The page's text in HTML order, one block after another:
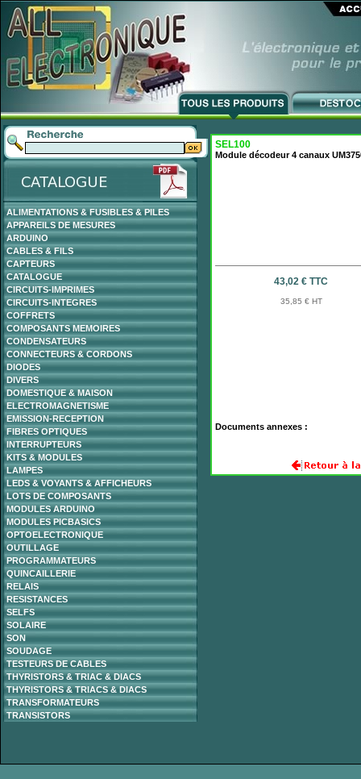
ALIMENTATIONS & FUSIBLES & PILES
APPAREILS DE MESURES
ARDUINO
CABLES & FILS
CAPTEURS
CATALOGUE
CIRCUITS-IMPRIMES
CIRCUITS-INTEGRES
COFFRETS
COMPOSANTS MEMOIRES
CONDENSATEURS
CONNECTEURS & CORDONS
DIODES
DIVERS
DOMESTIQUE & MAISON
ELECTROMAGNETISME
EMISSION-RECEPTION
FIBRES OPTIQUES
INTERRUPTEURS
KITS & MODULES
LAMPES
LEDS & VOYANTS & AFFICHEURS
LOTS DE COMPOSANTS
MODULES ARDUINO
MODULES PICBASICS
OPTOELECTRONIQUE
OUTILLAGE
PROGRAMMATEURS
QUINCAILLERIE
RELAIS
RESISTANCES
SELFS
SOLAIRE
SON
SOUDAGE
TESTEURS DE CABLES
THYRISTORS & TRIAC & DIACS
THYRISTORS & TRIACS & DIACS
TRANSFORMATEURS
TRANSISTORS
SEL100
Module décodeur 4 canaux
43,02 € TTC
35,85 € HT
Documents annexes :